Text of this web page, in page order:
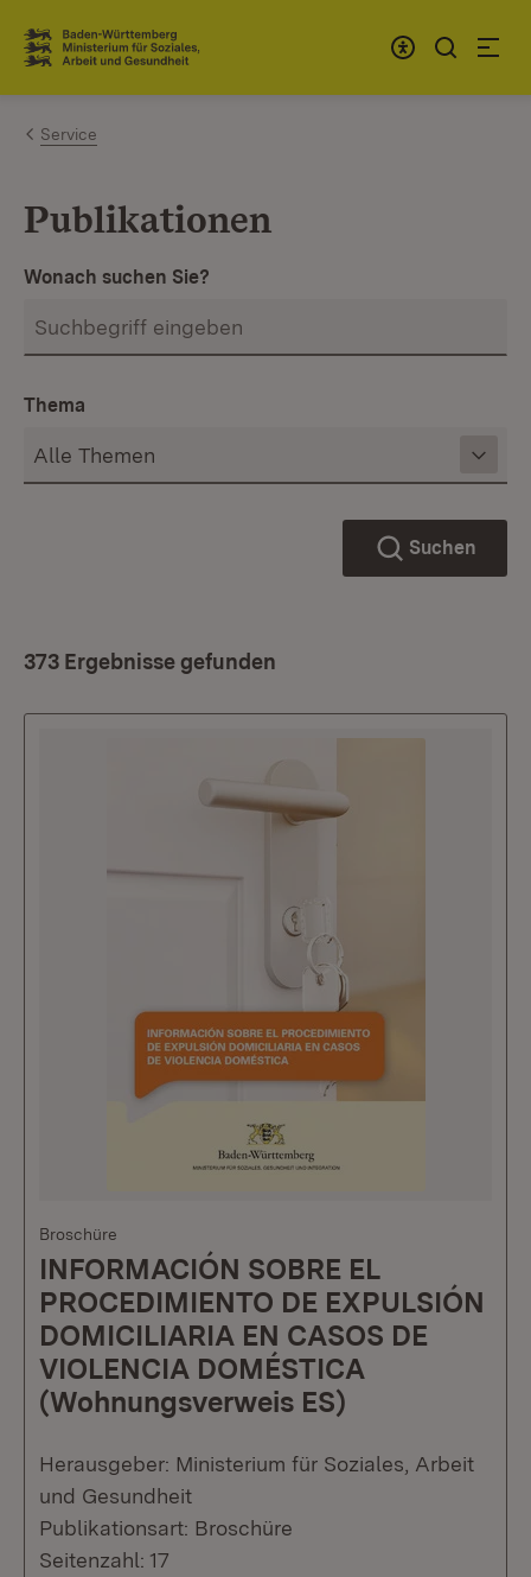
Zum Inhalt springen
Link zur Startseite
Service
Publikationen
Wonach suchen Sie?
Thema
Suchen
373 Ergebnisse gefunden
Broschüre
INFORMACIÓN SOBRE EL
PROCEDIMIENTO DE EXPULSIÓN
DOMICILIARIA EN CASOS DE
VIOLENCIA DOMÉSTICA
(Wohnungsverweis ES)
Herausgeber: Ministerium für Soziales, Arbeit
und Gesundheit
Publikationsart: Broschüre
Seitenzahl: 17